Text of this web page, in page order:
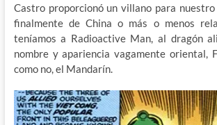
Castro proporcionó un villano para nuestro
finalmente de China o más o menos
teníamos a Radioactive Man, al dragón
nombre y apariencia vagamente oriental,
como no, el Mandarín.